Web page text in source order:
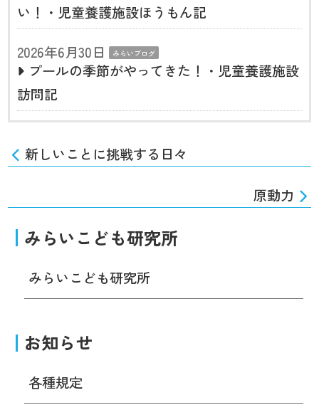
い！・児童養護施設ほうもん記
2026年6月30日
みらいブログ
プールの季節がやってきた！・児童養護施設
訪問記
新しいことに挑戦する日々
原動力
みらいこども研究所
みらいこども研究所
お知らせ
各種規定